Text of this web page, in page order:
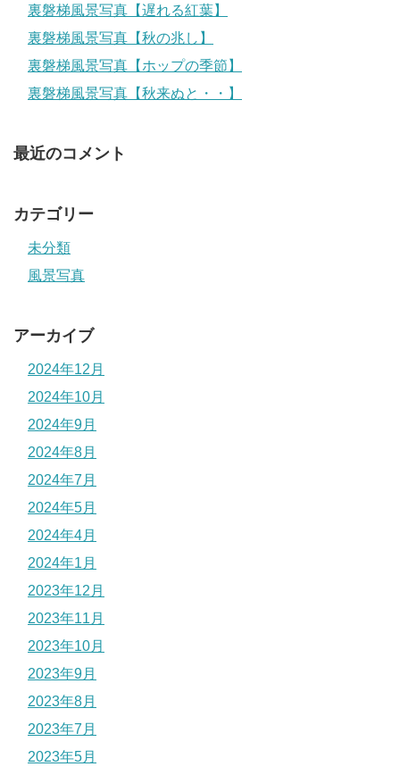
裏磐梯風景写真【遅れる紅葉】
裏磐梯風景写真【秋の兆し】
裏磐梯風景写真【ホップの季節】
裏磐梯風景写真【秋来ぬと・・】
最近のコメント
カテゴリー
未分類
風景写真
アーカイブ
2024年12月
2024年10月
2024年9月
2024年8月
2024年7月
2024年5月
2024年4月
2024年1月
2023年12月
2023年11月
2023年10月
2023年9月
2023年8月
2023年7月
2023年5月